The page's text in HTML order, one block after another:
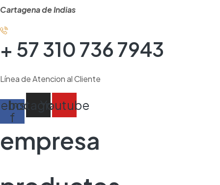
Cartagena de Indias
+ 57 310 736 7943
Línea de Atencion al Cliente
f
Instagram
Youtube
empresa